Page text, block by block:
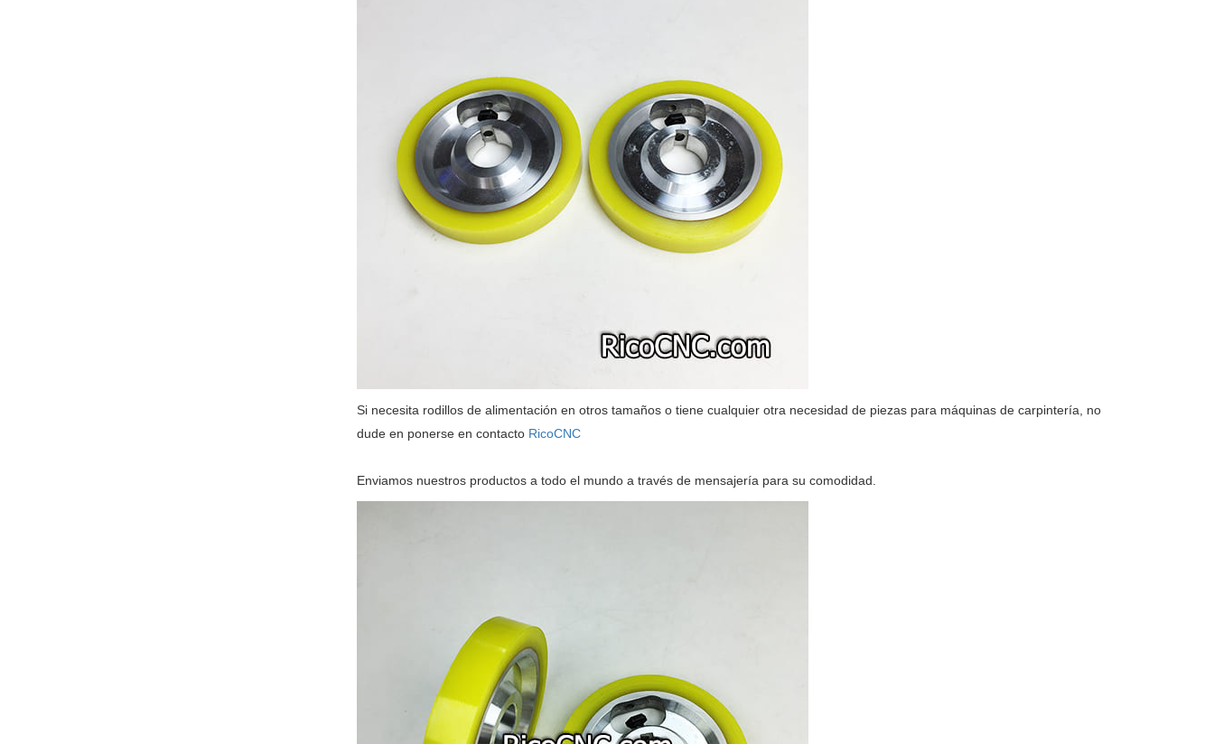
Si necesita rodillos de alimentación en otros tamaños o tiene cualquier otra necesidad de piezas para máquinas de carpintería, no
dude en ponerse en contacto RicoCNC
Enviamos nuestros productos a todo el mundo a través de mensajería para su comodidad.